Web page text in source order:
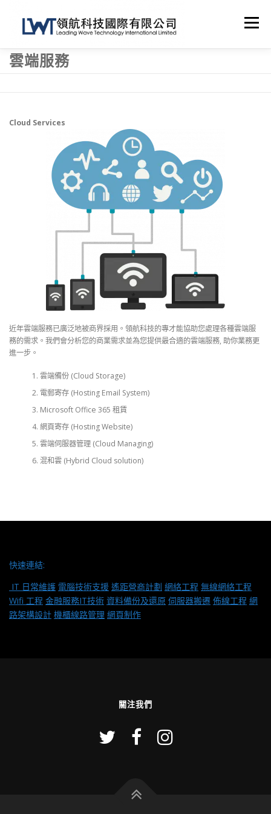
選單
雲端服務
Cloud Services
近年雲端服務已廣泛地被商界採用。領航科技的專才能協助您處理各種雲端服
務的需求。我們會分析您的商業需求並為您提供最合適的雲端服務, 助你業務更
進一步。
雲端備份 (Cloud Storage)
電郵寄存 (Hosting Email System)
Microsoft Office 365 租賃
網頁寄存 (Hosting Website)
雲端伺服器管理 (Cloud Managing)
混和雲 (Hybrid Cloud solution)
快速連結:
IT 日常維護 電腦技術支援 遙距營商計劃 網絡工程 無線網絡工程
Wifi 工程 金融服務IT技術 資料備份及還原 伺服器搬遷 佈線工程 網
路架構設計 機櫃線路管理 網頁制作
關注我們